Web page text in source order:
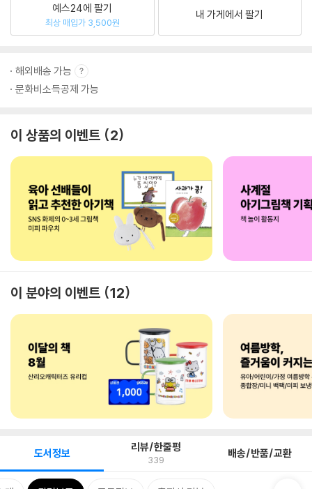
예스24에 팔기
최상 매입가 3,500원
내 가게에서 팔기
해외배송 가능
문화비소득공제 가능
이 상품의 이벤트 2
이 분야의 이벤트 12
도서정보 리뷰/한줄평
339 배송/반품/교환